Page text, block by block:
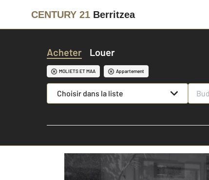
CENTURY 21 Berritzea
Acheter Louer
MOLIETS ET MAA Appartement
Choisir dans la liste